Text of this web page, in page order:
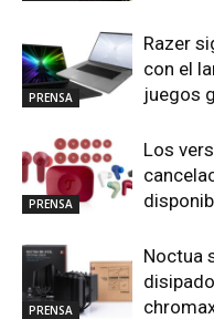
PRENSA
Razer
con el
juegos
PRENSA
Los
PRENSA
Noctua